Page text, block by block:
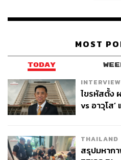
MOST
TODAY
INTERVIEW
ไขรหัสตั้ง
vs อาวุโส
THAILAND
สรุปมหาก